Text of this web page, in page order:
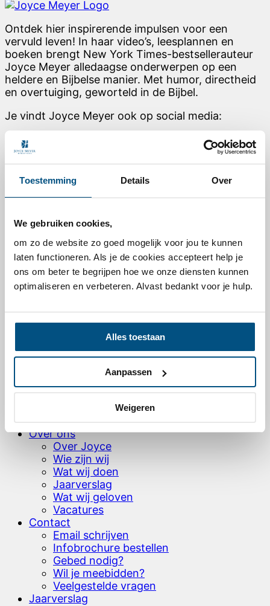
Toestemming Details Over
We gebruiken cookies,
om zo de website zo goed mogelijk voor jou te kunnen
laten functioneren. Als je de cookies accepteert help je
ons om beter te begrijpen hoe we onze diensten kunnen
optimaliseren en verbeteren. Alvast bedankt voor je hulp.
Alles toestaan
Aanpassen
Weigeren
Ontdek hier inspirerende impulsen voor een
vervuld leven! In haar video’s, leesplannen en
boeken brengt New York Times-bestsellerauteur
Joyce Meyer alledaagse onderwerpen op een
heldere en Bijbelse manier. Met humor, directheid
en overtuiging, geworteld in de Bijbel.
Je vindt Joyce Meyer ook op social media:
Link to Youtube
Link to Pinterest
Voor elke dag
Dagelijkse overdenking van Joyce Meyer
Podcast – Vernieuw je denken
TV- / Online-uitzending
Nieuwsbrief abonneren
Leesplannen
Onze projecten wereldwijd
Levensverhalen – video’s & artikelen
Testamentbrochure aanvragen
Over ons
Over Joyce
Wie zijn wij
Wat wij doen
Jaarverslag
Wat wij geloven
Vacatures
Contact
Email schrijven
Infobrochure bestellen
Gebed nodig?
Wil je meebidden?
Veelgestelde vragen
Jaarverslag